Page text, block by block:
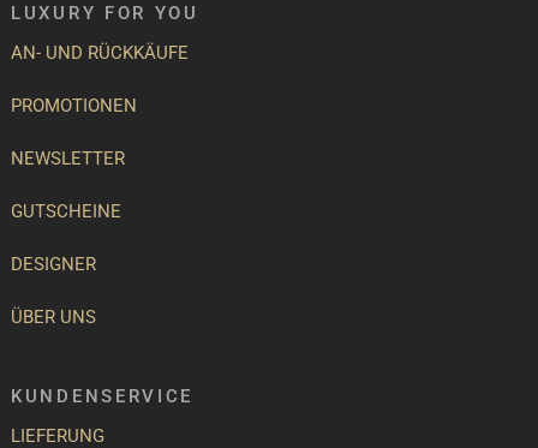
LUXURY FOR YOU
AN- UND RÜCKKÄUFE
PROMOTIONEN
NEWSLETTER
GUTSCHEINE
DESIGNER
ÜBER UNS
KUNDENSERVICE
LIEFERUNG